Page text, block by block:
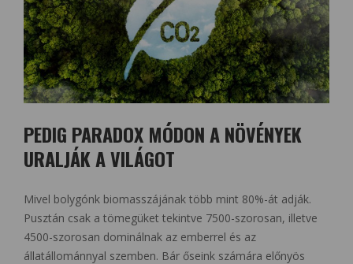
PEDIG PARADOX MÓDON A NÖVÉNYEK
URALJÁK A VILÁGOT
Mivel bolygónk biomasszájának több mint 80%-át adják.
Pusztán csak a tömegüket tekintve 7500-szorosan, illetve
4500-szorosan dominálnak az emberrel és az
állatállománnyal szemben. Bár őseink számára előnyös